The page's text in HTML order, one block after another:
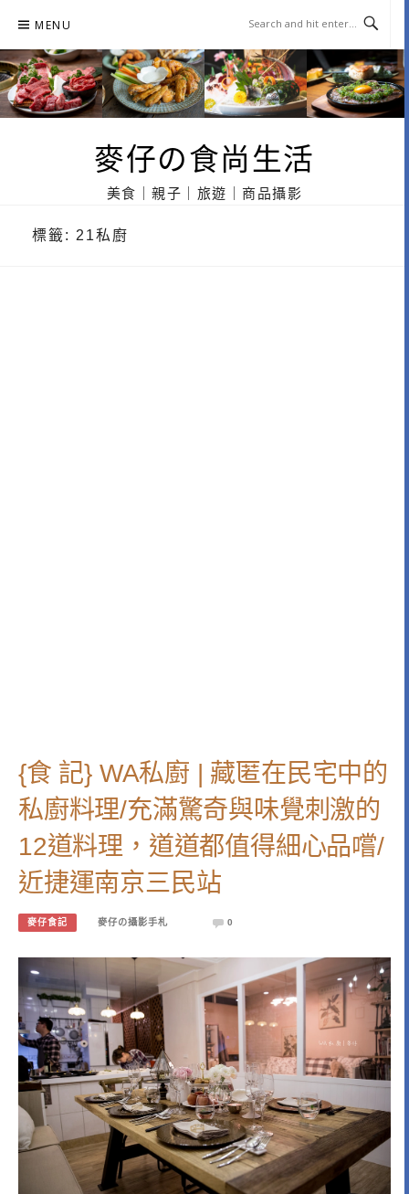
content
MENU
麥仔の食尚生活
美食｜親子｜旅遊｜商品攝影
標籤: 21私廚
{食 記} WA私廚 | 藏匿在民宅中的
私廚料理/充滿驚奇與味覺刺激的
12道料理，道道都值得細心品嚐/
近捷運南京三民站
麥仔食記 麥仔の攝影手札 0